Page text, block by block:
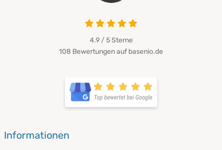
4.9 / 5Sterne
108 Bewertungen auf basenio.de
Informationen